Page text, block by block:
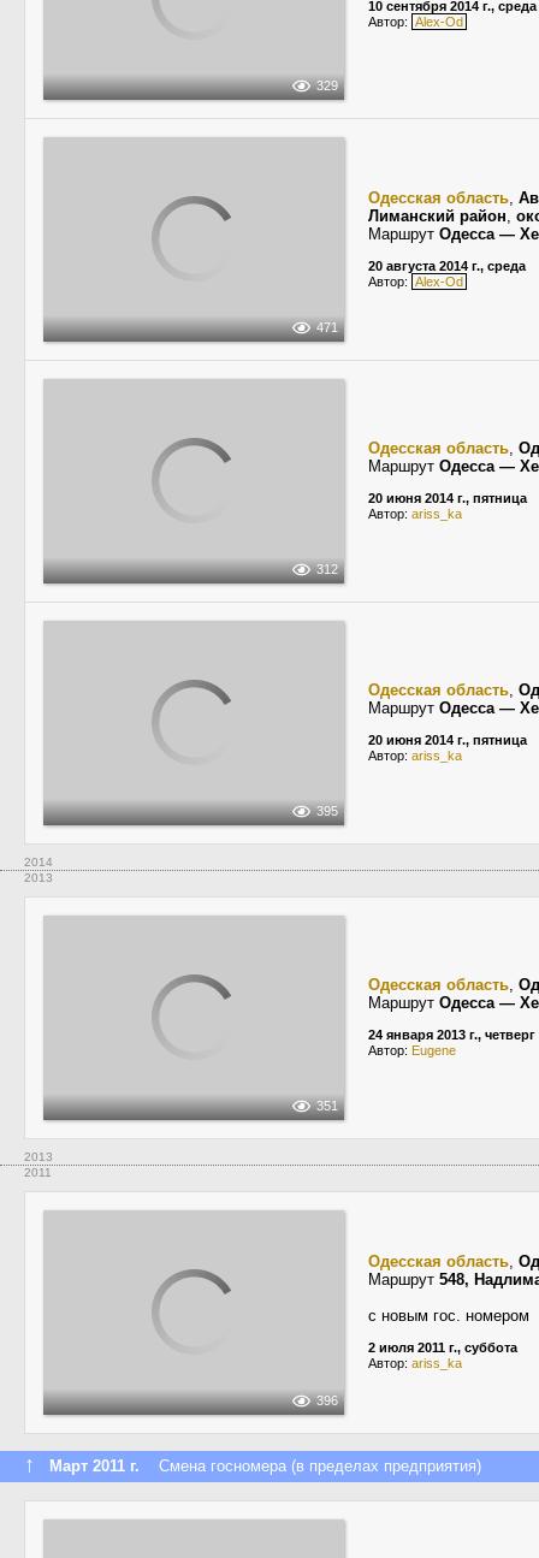
329
10 сентября 2014 г., среда
Автор: Alex-Od
471
Одесская область,
Лиманский район,
Маршрут Одесса —
20 августа 2014 г., среда
Автор: Alex-Od
312
Одесская область,
Маршрут Одесса —
20 июня 2014 г., пятница
Автор: ariss_ka
395
Одесская область,
Маршрут Одесса —
20 июня 2014 г., пятница
Автор: ariss_ka
2014
2013
351
Одесская область,
Маршрут Одесса —
24 января 2013 г., четверг
Автор: Eugene
2013
2011
396
Одесская область,
Маршрут 548,
с новым гос. номером
2 июля 2011 г., суббота
Автор: ariss_ka
↑ Март 2011 г. Смена госномера (в пределах предприятия)